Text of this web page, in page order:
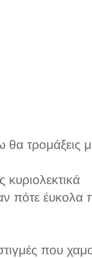
τρομάξεις
πότε
που